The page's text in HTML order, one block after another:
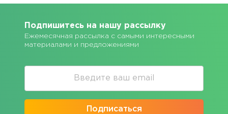
Подпишитесь на нашу рассылку
Ежемесячная рассылка с самыми интересными
материалами и предложениями
Подписаться